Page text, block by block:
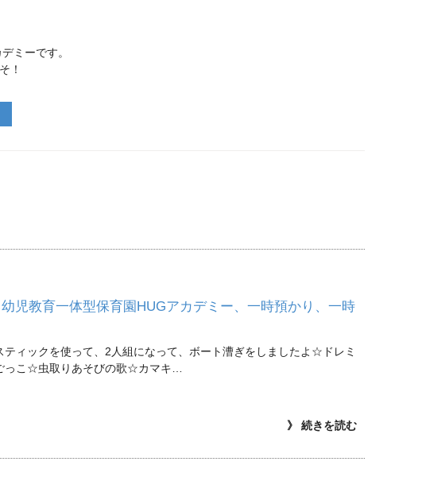
ミーです。
！
児教育一体型保育園HUGアカデミー、一時預かり、一時
ィックを使って、2人組になって、ボート漕ぎをしましたよ☆ドレミ
っこ☆虫取りあそびの歌☆カマキ…
》 続きを読む